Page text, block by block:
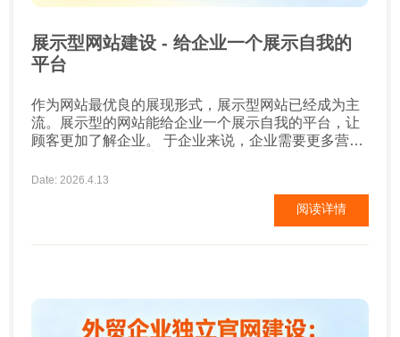
展示型网站建设 - 给企业一个展示自我的
平台
作为网站最优良的展现形式，展示型网站已经成为主
流。展示型的网站能给企业一个展示自我的平台，让
顾客更加了解企业。 于企业来说，企业需要更多营销
展示型网站能使企业与网络环境达到共赢。企业制作
展示型网站，我们首先就要确定展示的内容是什么？
一般情况下，很多企业都是需要展示自己的文化与形
最新动态，时常更新动态，...
Date: 2026.4.13
阅读详情